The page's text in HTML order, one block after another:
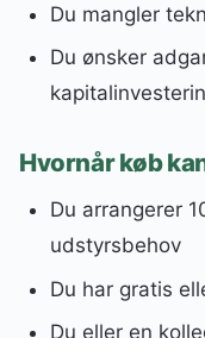
Du mangler
Du ønsker
Hvornår køb
Du arrangerer
udstyrsbehov
Du har gratis
Du eller en